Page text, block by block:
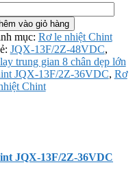
vào giỏ hàng
mục: Rơ le nhiệt Chint
JQX-13F/2Z-48VDC,
trung gian 8 chân dẹp lớn
JQX-13F/2Z-36VDC, Rơ
Chint
JQX-13F/2Z-36VDC